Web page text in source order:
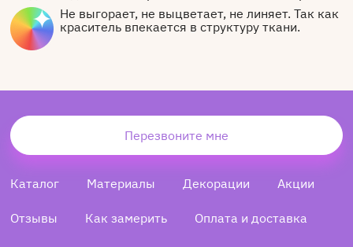
Не выгорает, не выцветает, не линяет. Так как
краситель впекается в структуру ткани.
Перезвоните мне
Каталог Материалы Декорации Акции
Отзывы Как замерить Оплата и доставка